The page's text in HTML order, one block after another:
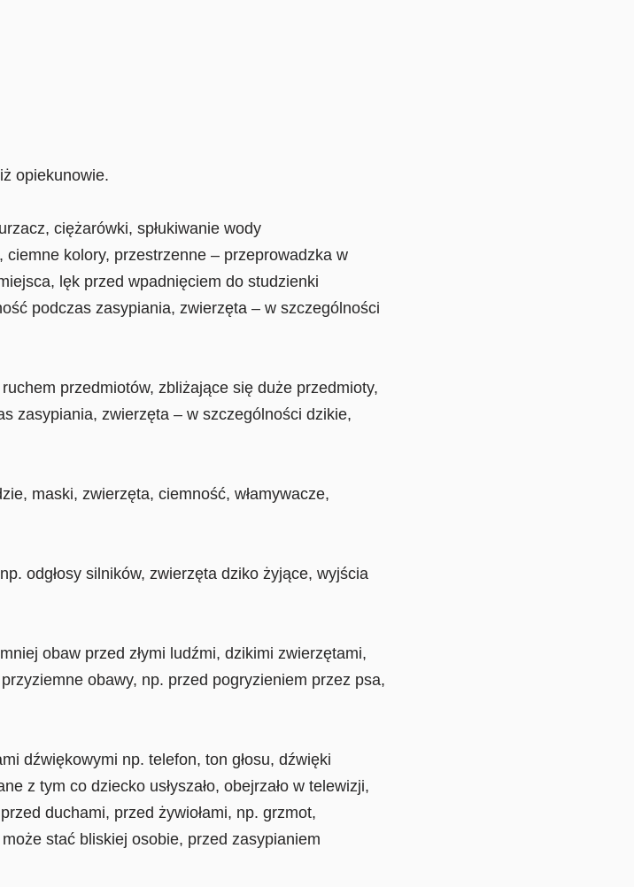
opiekunowie.
ciężarówki, spłukiwanie wody
kolory, przestrzenne – przeprowadzka w
lęk przed wpadnięciem do studzienki
podczas zasypiania, zwierzęta – w szczególności
przedmiotów, zbliżające się duże przedmioty,
zasypiania, zwierzęta – w szczególności dzikie,
maski, zwierzęta, ciemność, włamywacze,
odgłosy silników, zwierzęta dziko żyjące, wyjścia
obaw przed złymi ludźmi, dzikimi zwierzętami,
obawy, np. przed pogryzieniem przez psa,
dźwiękowymi np. telefon, ton głosu, dźwięki
z tym co dziecko usłyszało, obejrzało w telewizji,
duchami, przed żywiołami, np. grzmot,
stać bliskiej osobie, przed zasypianiem